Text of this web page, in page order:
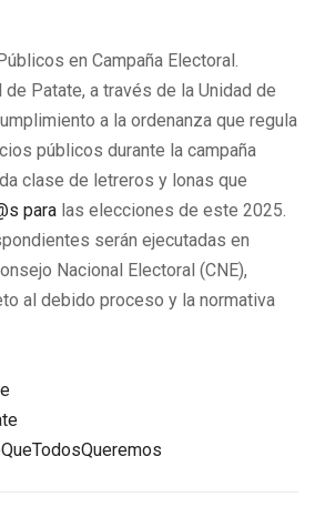
en Campaña Electoral.
de Patate, a través de la Unidad de
a la ordenanza que regula
públicos durante la campaña
clase de letreros y lonas que
para las elecciones de este 2025.
serán ejecutadas en
Nacional Electoral (CNE),
al debido proceso y la normativa